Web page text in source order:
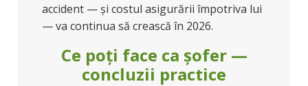
accident — și costul asigurării împotriva lui
— va continua să crească în 2026.
Ce poți face ca șofer —
concluzii practice